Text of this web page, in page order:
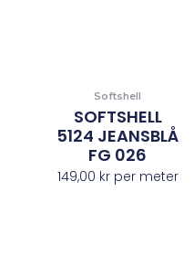
Softshell
SOFTSHELL
5124 JEANSBLÅ
FG 026
149,00 krper meter